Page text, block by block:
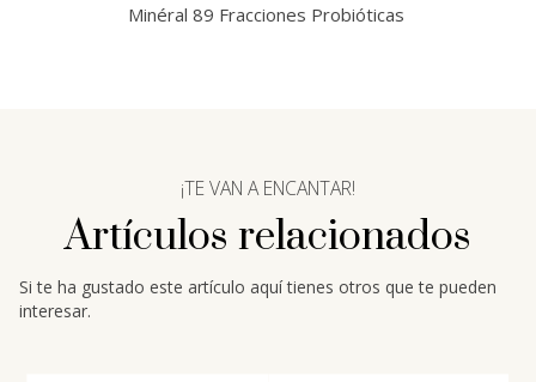
Minéral 89 Fracciones Probióticas
¡TE VAN A ENCANTAR!
Artículos relacionados
Si te ha gustado este artículo aquí tienes otros que te pueden
interesar.